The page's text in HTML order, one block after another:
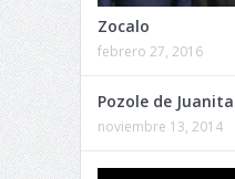
Zocalo
febrero 27, 2016
Pozole de Juanita
noviembre 13, 2014